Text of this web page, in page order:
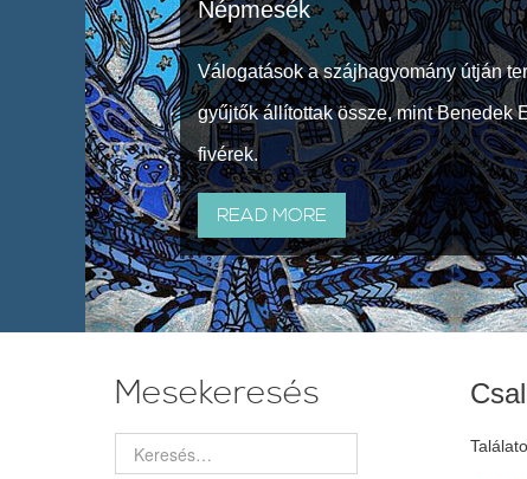
Népmesék
Válogatások a szájhagyomány útján
gyűjtők állítottak össze, mint Benedek
fivérek.
READ MORE
Mesekeresés